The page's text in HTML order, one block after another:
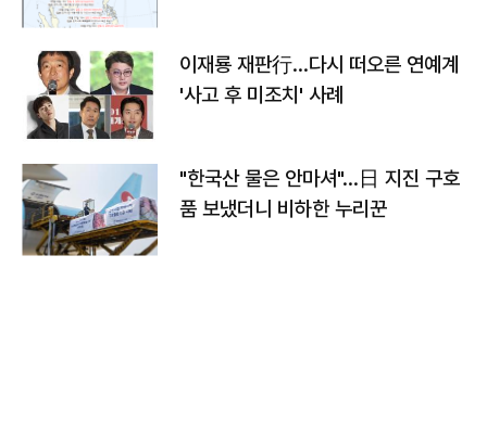
이재룡 재판行…다시 떠오른 연예계
'사고 후 미조치' 사례
"한국산 물은 안마셔"…日 지진 구호
품 보냈더니 비하한 누리꾼